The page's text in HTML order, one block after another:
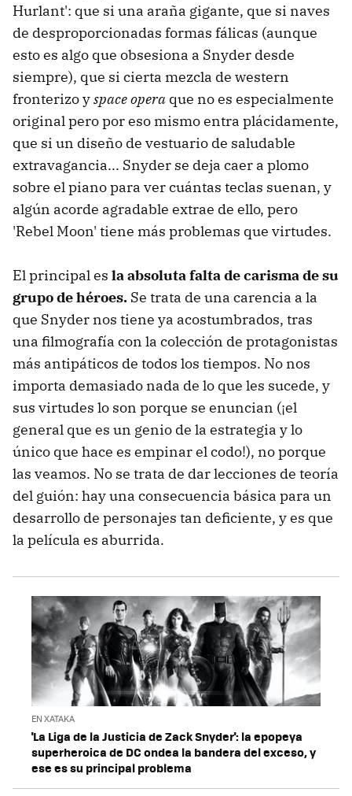
Hurlant': que si una araña gigante, que si naves
de desproporcionadas formas fálicas (aunque
esto es algo que obsesiona a Snyder desde
siempre), que si cierta mezcla de western
fronterizo yspace opera que no es especialmente
original pero por eso mismo entra plácidamente,
que si un diseño de vestuario de saludable
extravagancia... Snyder se deja caer a plomo
sobre el piano para ver cuántas teclas suenan, y
algún acorde agradable extrae de ello, pero
'Rebel Moon' tiene más problemas que virtudes.
El principal es la absoluta falta de carisma de su
grupo de héroes. Se trata de una carencia a la
que Snyder nos tiene ya acostumbrados, tras
una filmografía con la colección de protagonistas
más antipáticos de todos los tiempos. No nos
importa demasiado nada de lo que les sucede, y
sus virtudes lo son porque se enuncian (¡el
general que es un genio de la estrategia y lo
único que hace es empinar el codo!), no porque
las veamos. No se trata de dar lecciones de teoría
del guión: hay una consecuencia básica para un
desarrollo de personajes tan deficiente, y es que
la película es aburrida.
EN XATAKA
'La Liga de la Justicia de Zack Snyder': la epopeya
superheroica de DC ondea la bandera del exceso, y
ese es su principal problema